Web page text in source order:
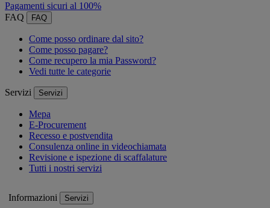
Pagamenti sicuri al 100%
FAQ
FAQ
Come posso ordinare dal sito?
Come posso pagare?
Come recupero la mia Password?
Vedi tutte le categorie
Servizi Servizi
Mepa
E-Procurement
Recesso e postvendita
Consulenza online in videochiamata
Revisione e ispezione di scaffalature
Tutti i nostri servizi
Informazioni Servizi